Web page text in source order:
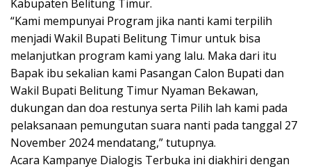
Kabupaten Belitung Timur.
“Kami mempunyai Program jika nanti kami terpilih
menjadi Wakil Bupati Belitung Timur untuk bisa
melanjutkan program kami yang lalu. Maka dari itu
Bapak ibu sekalian kami Pasangan Calon Bupati dan
Wakil Bupati Belitung Timur Nyaman Bekawan,
dukungan dan doa restunya serta Pilih lah kami pada
pelaksanaan pemungutan suara nanti pada tanggal 27
November 2024 mendatang,” tutupnya.
Acara Kampanye Dialogis Terbuka ini diakhiri dengan